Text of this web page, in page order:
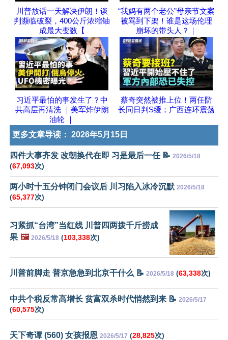
川普放话一天解决伊朗！谈
判濒临破裂，400公斤浓缩铀
成最大变数【
“我妈有两个老公”母亲节文案
被骂到下架！谁是这场伦理
崩坏的带头人？｜
习近平最怕的事发生了？中
共高层再清洗 ｜美军炸伊朗
油轮 ｜
蔡奇突然被推上位！两任防
长同日判S缓；广西连环震荡
更多文章导读： 2026年5月15日
四件大事齐发 改朝换代在即 习是最后一任 📝 2026/5/18
(67,093次)
两小时十五分钟闭门会议后 川习陷入冰冷沉默 2026/5/18
(65,377次)
习紧抓“台湾”当红线 川普四两拨千斤捞成
果 🖼️ 2026/5/18 (103,338次)
川普前脚走 普京急急到北京干什么 📝 2026/5/18 (63,338次)
中共个税反常高增长 贫富双杀时代悄然到来 📝 2026/5/17
(60,575次)
天下奇谭 (560) 女孩报恩 2026/5/17 (28,825次)